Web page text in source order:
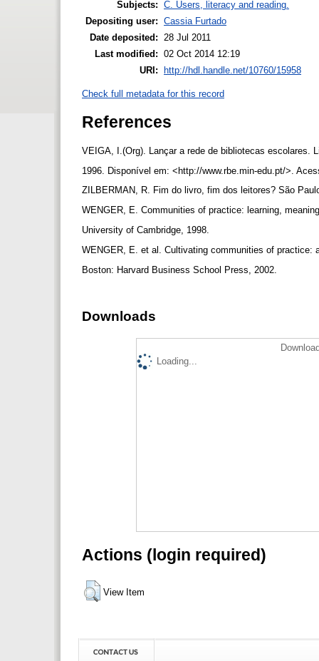
Subjects: C. Users, literacy and reading.
Depositing user: Cassia Furtado
Date deposited:
28 Jul 2011
Last modified: 02 Oct 2014 12:19
URI:
http://hdl.handle.net/10760/15958
Check full metadata for this record
References
VEIGA, I.(Org). Lançar a rede de bibliotecas escolares.
1996. Disponível em: <http://www.rbe.min-edu.pt/>.
ZILBERMAN, R. Fim do livro, fim dos leitores? São
WENGER, E. Communities of practice: learning,
University of Cambridge, 1998.
WENGER, E. et al. Cultivating communities of practice:
Boston: Harvard Business School Press, 2002.
Downloads
Loading...
Actions (login required)
View Item